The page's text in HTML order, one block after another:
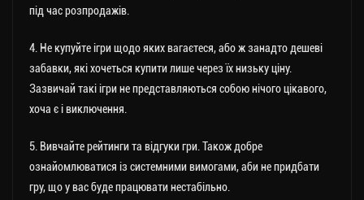
під час розпродажів.
4. Не купуйте ігри щодо яких вагаєтеся, або ж занадто дешеві
забавки, які хочеться купити лише через їх низьку ціну.
Зазвичай такі ігри не представляються собою нічого цікавого,
хоча є і виключення.
5. Вивчайте рейтинги та відгуки гри. Також добре
ознайомлюватися із системними вимогами, аби не придбати
гру, що у вас буде працювати нестабільно.